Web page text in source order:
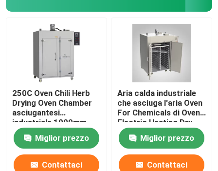
250C Oven Chili Herb
Drying Oven Chamber
asciugantesi
industriale 1000mm
Miglior prezzo
Contattaci
Aria calda industriale
che asciuga l'aria Oven
For Chemicals di Oven
Electric Heating Dry
Hot
Miglior prezzo
Contattaci